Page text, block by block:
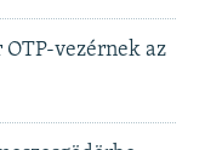
OTP-vezérnek az